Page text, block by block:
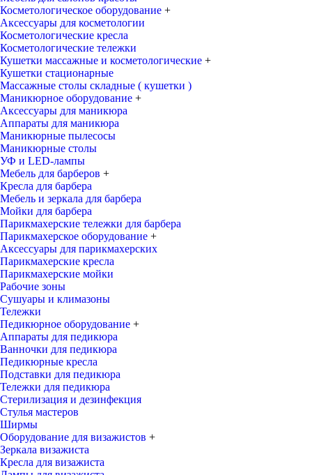
Косметологическое оборудование +
Аксессуары для косметологии
Косметологические кресла
Косметологические тележки
Кушетки массажные и косметологические +
Кушетки стационарные
Массажные столы складные ( кушетки )
Маникюрное оборудование +
Аксессуары для маникюра
Аппараты для маникюра
Маникюрные пылесосы
Маникюрные столы
УФ и LED-лампы
Мебель для барберов +
Кресла для барбера
Мебель и зеркала для барбера
Мойки для барбера
Парикмахерские тележки для барбера
Парикмахерское оборудование +
Аксессуары для парикмахерских
Парикмахерские кресла
Парикмахерские мойки
Рабочие зоны
Сушуары и климазоны
Тележки
Педикюрное оборудование +
Аппараты для педикюра
Ванночки для педикюра
Педикюрные кресла
Подставки для педикюра
Тележки для педикюра
Стерилизация и дезинфекция
Стулья мастеров
Ширмы
Оборудование для визажистов +
Зеркала визажиста
Кресла для визажиста